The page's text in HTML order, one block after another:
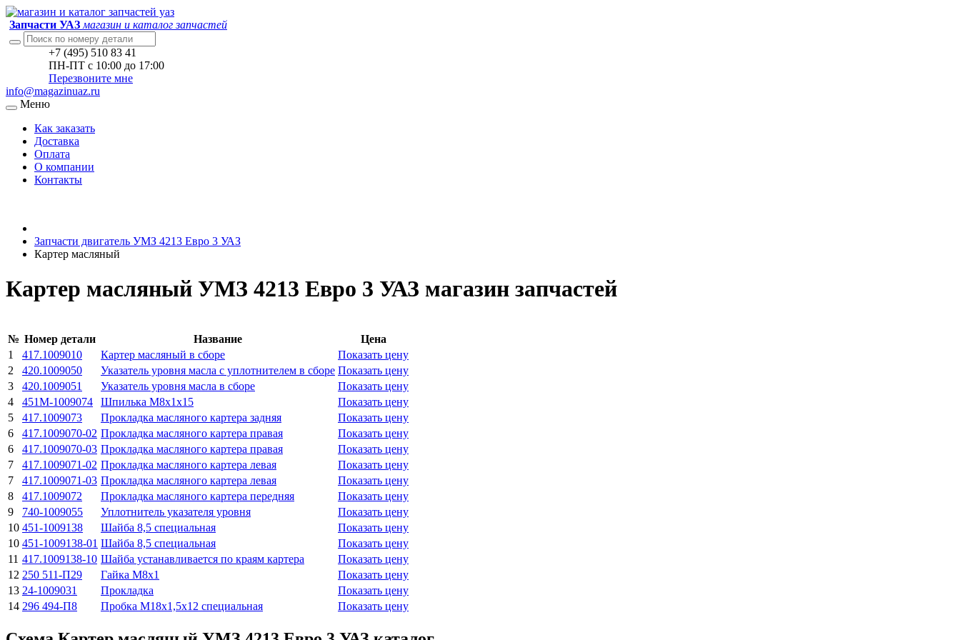
Запчасти УАЗ магазин и каталог запчастей
+7 (495) 510 83 41
ПН-ПТ с 10:00 до 17:00
Перезвоните мне
info@magazinuaz.ru
Меню
Как заказать
Доставка
Оплата
О компании
Контакты
Запчасти двигатель УМЗ 4213 Евро 3 УАЗ
Картер масляный
Картер масляный УМЗ 4213 Евро 3 УАЗ магазин запчастей
№ Номер детали Название
Цена
1
417.1009010 Картер масляный в сборе
Показать цену
2
420.1009050 Указатель уровня масла с уплотнителем в сборе Показать цену
3
420.1009051 Указатель уровня масла в сборе
Показать цену
4
451М-1009074 Шпилька М8х1х15
Показать цену
5
417.1009073 Прокладка масляного картера задняя
Показать цену
6
417.1009070-02 Прокладка масляного картера правая
Показать цену
6
417.1009070-03 Прокладка масляного картера правая
Показать цену
7
417.1009071-02 Прокладка масляного картера левая
Показать цену
7
417.1009071-03 Прокладка масляного картера левая
Показать цену
8
417.1009072 Прокладка масляного картера передняя
Показать цену
9
740-1009055 Уплотнитель указателя уровня
Показать цену
10 451-1009138 Шайба 8,5 специальная
Показать цену
10 451-1009138-01 Шайба 8,5 специальная
Показать цену
11 417.1009138-10 Шайба устанавливается по краям картера
Показать цену
12 250 511-П29 Гайка М8х1
Показать цену
13 24-1009031 Прокладка
Показать цену
14 296 494-П8 Пpобка М18х1,5х12 специальная Показать цену